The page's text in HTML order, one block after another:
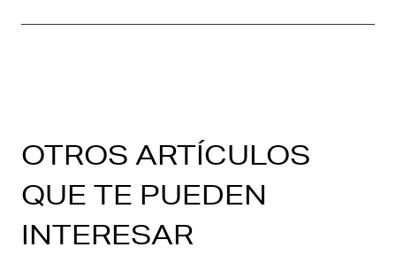
OTROS ARTÍCULOS
QUE TE PUEDEN
INTERESAR